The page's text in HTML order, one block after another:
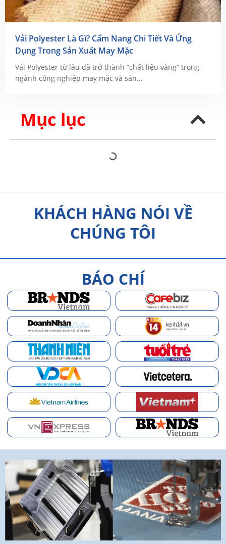
Vải Polyester Là Gì? Cẩm Nang Chi Tiết Và Ứng
Dụng Trong Sản Xuất May Mặc
Vải Polyester từ lâu đã trở thành “chất liệu vàng” trong
ngành công nghiệp may mặc và sản...
Mục lục
KHÁCH HÀNG NÓI VỀ
CHÚNG TÔI
BÁO CHÍ